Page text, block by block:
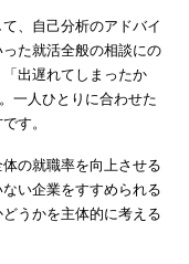
、自己分析のアドバイ
た就活全般の相談にの
出遅れてしまったか
一人ひとりに合わせた
す。
の就職率を向上させる
い企業をすすめられる
うかを主体的に考える